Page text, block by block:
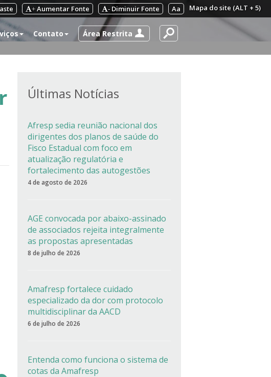
Mapa do site (ALT + 5)
Aa
- Diminuir Fonte
+ Aumentar Fonte
Contato Área Restrita
Últimas Notícias
Afresp sedia reunião nacional dos
dirigentes dos planos de saúde do
Fisco Estadual com foco em
atualização regulatória e
fortalecimento das autogestões
4 de agosto de 2026
AGE convocada por abaixo-assinado
de associados rejeita integralmente
as propostas apresentadas
8 de julho de 2026
Amafresp fortalece cuidado
especializado da dor com protocolo
multidisciplinar da AACD
6 de julho de 2026
Entenda como funciona o sistema de
cotas da Amafresp